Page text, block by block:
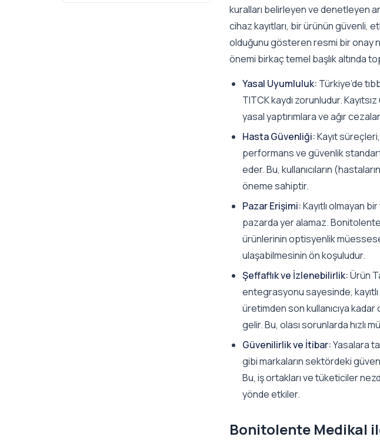
kuralları belirleyen ve denetleyen
cihaz kayıtları, bir ürünün güvenli,
olduğunu gösteren resmi bir onay
önemi birkaç temel başlık altında
Yasal Uyumluluk: Türkiye’de
TITCK kaydı zorunludur.
yasal yaptırımlara ve ağır
Hasta Güvenliği:Kayıt
performans ve güvenlik
eder. Bu, kullanıcıların
öneme sahiptir.
Pazar Erişimi:Kayıtlı olmayan
pazarda yer alamaz.
ürünlerinin optisyenlik
ulaşabilmesinin ön koşuludur.
Şeffaflık ve İzlenebilirlik:Ürün
entegrasyonu sayesinde, kayıtlı
üretimden son kullanıcıya
gelir. Bu, olası sorunlarda hızlı
Güvenilirlik ve İtibar:Yasalara
gibi markaların sektördeki
Bu, iş ortakları ve tüketiciler
yönde etkiler.
Bonitolente Medikal